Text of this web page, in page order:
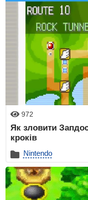
972
Як зловити
кроків
Nintendo